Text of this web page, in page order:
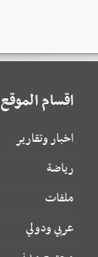
اقسام الموقع
اخبار وتقارير
رياضة
ملفات
عربي ودولي